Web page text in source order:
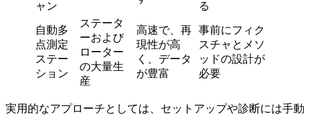
ャン
る
自動多
点測定
ステー
ション
ステータ
ーおよび
ローター
の大量生
産
高速で、再
現性が高
く、データ
が豊富
事前にフィク
スチャとメソ
ッドの設計が
必要
実用的なアプローチとしては、セットアップや診断には手動